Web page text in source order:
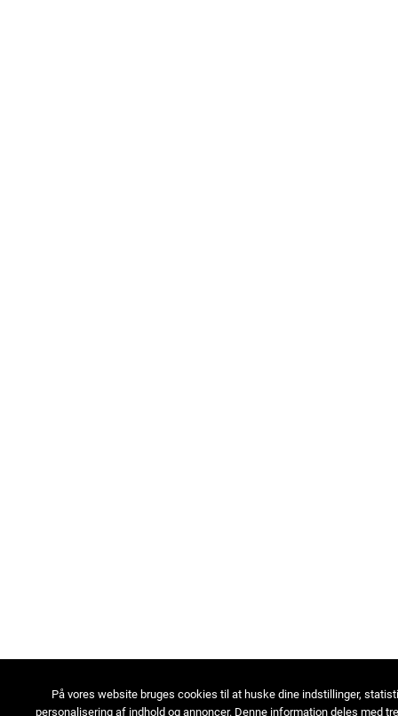
På vores website bruges cookies til at huske dine indstillinger,
personalisering af indhold og annoncer. Denne information deles med